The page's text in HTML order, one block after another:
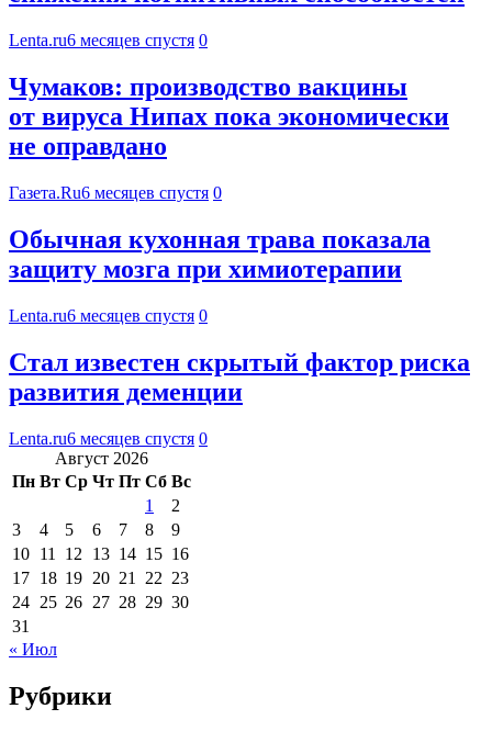
Lenta.ru6 месяцев спустя 0
Чумаков: производство вакцины
от вируса Нипах пока экономически
не оправдано
Газета.Ru6 месяцев спустя 0
Обычная кухонная трава показала
защиту мозга при химиотерапии
Lenta.ru6 месяцев спустя 0
Стал известен скрытый фактор риска
развития деменции
Lenta.ru6 месяцев спустя 0
Август 2026
Пн Вт Ср Чт Пт Сб Вс
1
2
3
4 5 6 7 8
9
10 11 12 13 14 15 16
17 18 19 20 21 22 23
24 25 26 27 28 29 30
31
« Июл
Рубрики